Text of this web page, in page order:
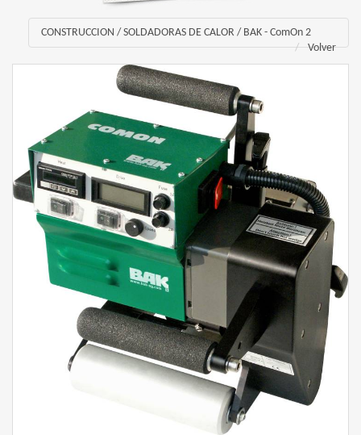
CONSTRUCCION / SOLDADORAS DE CALOR / BAK - ComOn 2
Volver